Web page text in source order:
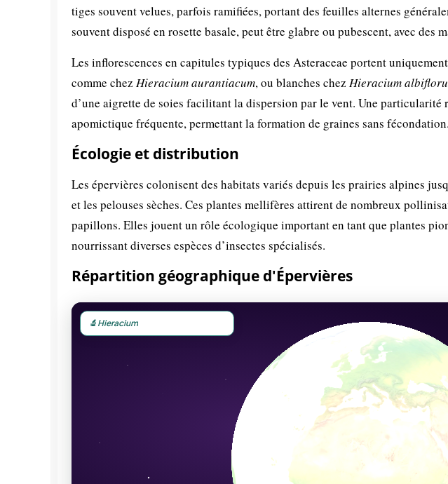
tiges souvent velues, parfois ramifiées, portant des feuilles alternes
souvent disposé en rosette basale, peut être glabre ou pubescent, avec des
Les inflorescences en capitules typiques des Asteraceae portent
comme chez Hieracium aurantiacum, ou blanches chez Hieracium
d’une aigrette de soies facilitant la dispersion par le vent. Une
apomictique fréquente, permettant la formation de graines sans fécondation.
Écologie et distribution
Les épervières colonisent des habitats variés depuis les prairies alpines
et les pelouses sèches. Ces plantes mellifères attirent de nombreux
papillons. Elles jouent un rôle écologique important en tant que plantes
nourrissant diverses espèces d’insectes spécialisés.
Répartition géographique d'Épervières